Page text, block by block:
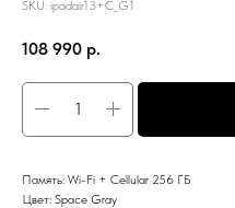
SKU: ipadair13+C_G1
108 990 р.
Память: Wi-Fi + Cellular 256 ГБ
Цвет: Space Gray